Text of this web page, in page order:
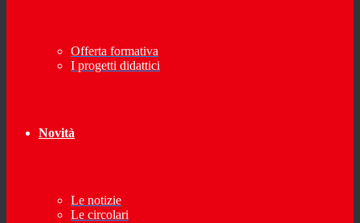
Offerta formativa
I progetti didattici
Novità
Le notizie
Le circolari